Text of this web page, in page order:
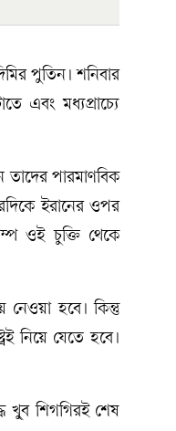
পুতিন। শনিবার
এবং মধ্যপ্রাচ্যে
তাদের পারমাণবিক
ইরানের ওপর
ওই চুক্তি থেকে
হবে। কিন্তু
নিয়ে যেতে হবে।
খু্ব শিগগিরই শেষ